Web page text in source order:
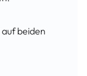
beiden